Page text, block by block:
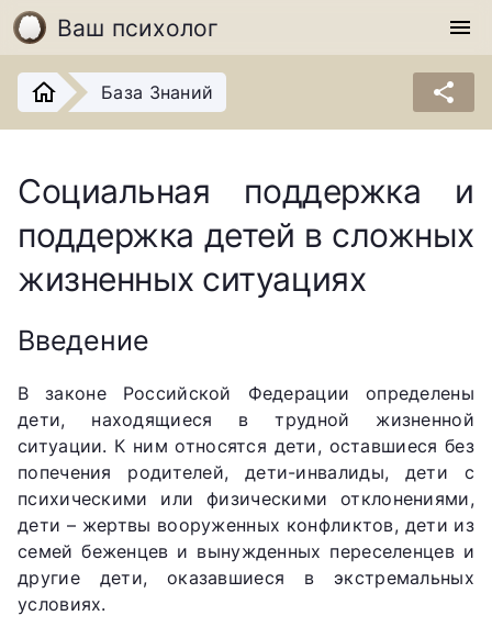
Ваш психолог menu
База Знаний share
Социальная поддержка и
поддержка детей в сложных
жизненных ситуациях
Введение
В законе Российской Федерации определены
дети, находящиеся в трудной жизненной
ситуации. К ним относятся дети, оставшиеся без
попечения родителей, дети-инвалиды, дети с
психическими или физическими отклонениями,
дети – жертвы вооруженных конфликтов, дети из
семей беженцев и вынужденных переселенцев и
другие дети, оказавшиеся в экстремальных
условиях.